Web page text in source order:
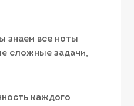
знаем все ноты
сложные задачи,
каждого